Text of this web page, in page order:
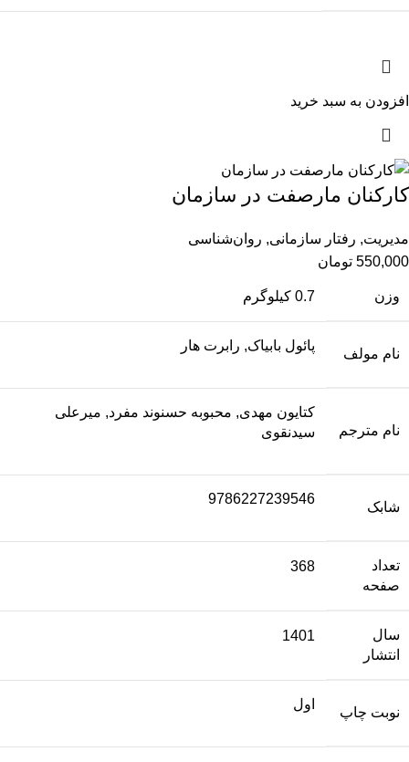
افزودن به سبد خرید
کارکنان مارصفت در سازمان
مدیریت, رفتار سازمانی, روان‌شناسی
550,000 تومان
وزن 0.7 کیلوگرم
نام مولف
پائول بابیاک, رابرت هار
نام مترجم
کتایون مهدی, محبوبه حسنوند مفرد, میرعلی
سیدنقوی
شابک
9786227239546
تعداد
صفحه
368
سال
انتشار
1401
نوبت چاپ
اول